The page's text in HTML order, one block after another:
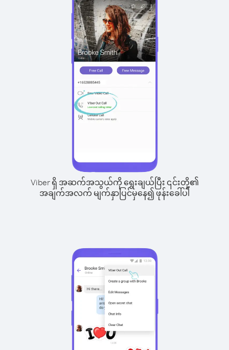
Viber ရှိ အဆက်အသွယ်ကို ရွေးချယ်ပြီး ၎င်းတို့၏
အချက်အလက် မျက်နှာပြင်မှနေ၍ ဖုန်းခေါ်ပါ